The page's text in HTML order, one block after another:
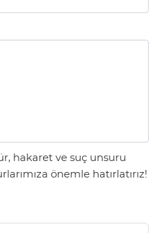
hakaret ve suç unsuru
önemle hatırlatırız!